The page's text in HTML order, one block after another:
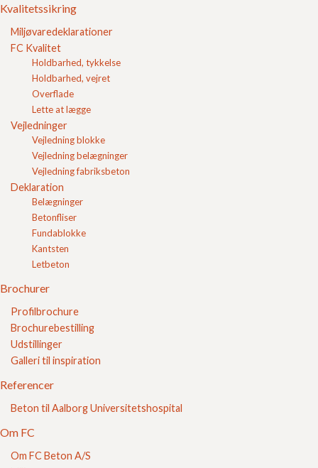
Kvalitetssikring
Miljøvaredeklarationer
FC Kvalitet
Holdbarhed, tykkelse
Holdbarhed, vejret
Overflade
Lette at lægge
Vejledninger
Vejledning blokke
Vejledning belægninger
Vejledning fabriksbeton
Deklaration
Belægninger
Betonfliser
Fundablokke
Kantsten
Letbeton
Brochurer
Profilbrochure
Brochurebestilling
Udstillinger
Galleri til inspiration
Referencer
Beton til Aalborg Universitetshospital
Om FC
Om FC Beton A/S
Sælger I Herregårdssten?
Hvor sort er sort?
Hvor kan man købe Bondesten?
Hvilken type sand bruges til afretningslag?
Hvad er riflede fliser?
Hvad hedder lecablokke med isolering?
Hvilke forskellige fliser har fc beton?
Hvilke forskellige typer af grus finder der?